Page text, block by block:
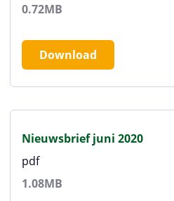
0.72MB
Download
Nieuwsbrief juni 2020
pdf
1.08MB